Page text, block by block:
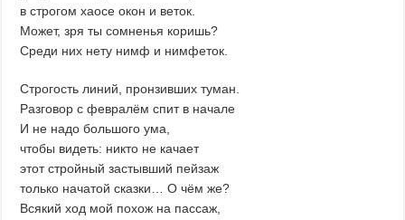
в строгом хаосе окон и веток.
Может, зря ты сомненья коришь?
Среди них нету нимф и нимфеток.
Строгость линий, пронзивших туман.
Разговор с февралём спит в начале
И не надо большого ума,
чтобы видеть: никто не качает
этот стройный застывший пейзаж
только начатой сказки… О чём же?
Всякий ход мой похож на пассаж,